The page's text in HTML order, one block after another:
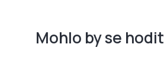
Mohlo by se hodit